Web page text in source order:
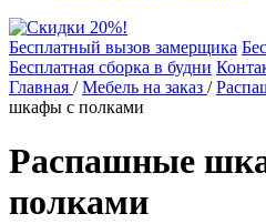
Бесплатный вызов замерщика
Бесплатная сборка в будни
Главная /Мебель на заказ /
шкафы с полками
Распашные
полками